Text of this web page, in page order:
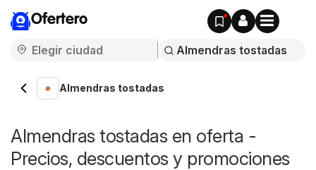
Ofertero
Almendras tostadas
Almendras tostadas en oferta -
Precios, descuentos y promociones